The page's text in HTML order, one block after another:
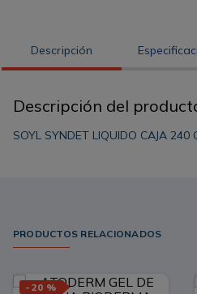
Descripción
Descripción del
SOYL SYNDET LIQUIDO CAJA 240
PRODUCTOS RELACIONADOS
- 20 %